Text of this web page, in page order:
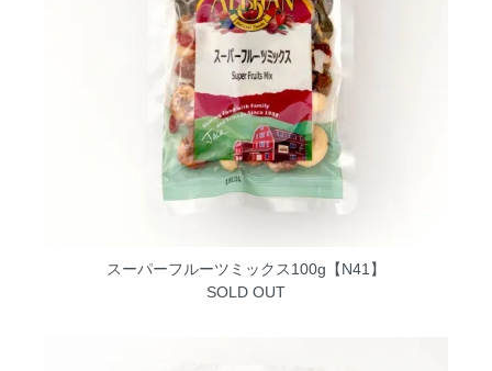
スーパーフルーツミックス100g【N41】
SOLD OUT